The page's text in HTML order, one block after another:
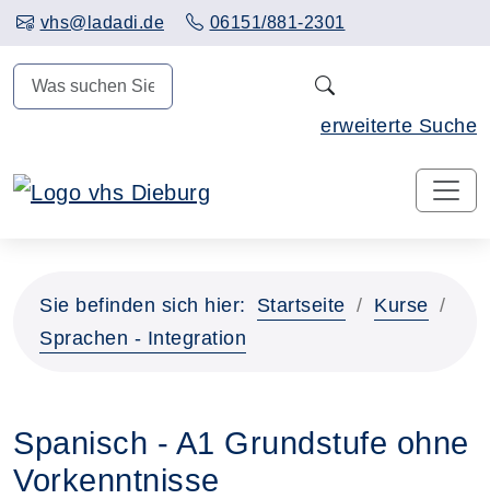
vhs@ladadi.de 06151/881-2301
erweiterte Suche
Hauptinhalt anspringen
Sie befinden sich hier: Startseite
Kurse
Sprachen - Integration
Spanisch - A1 Grundstufe ohne
Vorkenntnisse